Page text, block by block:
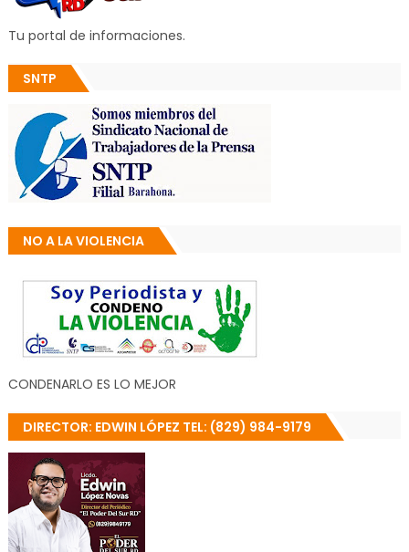
Tu portal de informaciones.
SNTP
NO A LA VIOLENCIA
CONDENARLO ES LO MEJOR
DIRECTOR: EDWIN LÓPEZ TEL: (829) 984-9179